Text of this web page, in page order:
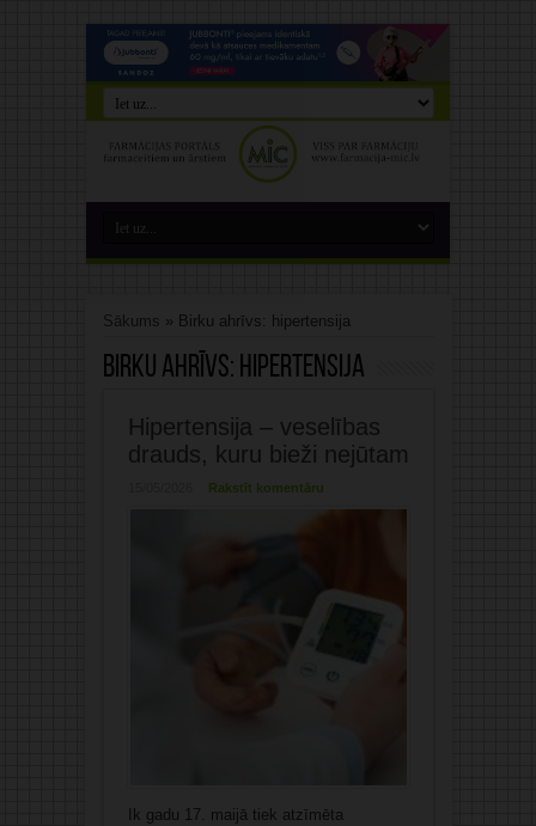
Sākums » Birku ahrīvs: hipertensija
Birku ahrīvs: hipertensija
Hipertensija – veselības
drauds, kuru bieži nejūtam
Rakstīt komentāru
Ik gadu 17. maijā tiek atzīmēta